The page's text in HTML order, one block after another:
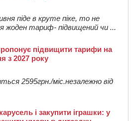
піде в круте піке, то не
жоден тариф- підвищений чи ...
підвищити тарифи на
з 2027 року
2595грн./міс.незалежно від
і закупити іграшки: у